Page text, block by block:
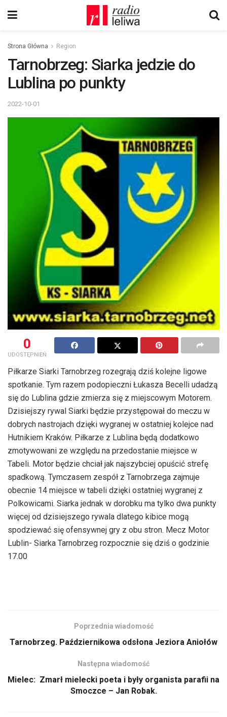
Strona Główna Region
Tarnobrzeg: Siarka jedzie do
Lublina po punkty
2022-10-01
0
UDOSTĘPNIEŃ
Piłkarze Siarki Tarnobrzeg rozegrają dziś kolejne ligowe
spotkanie. Tym razem podopieczni Łukasza Becelli udadzą
się do Lublina gdzie zmierza się z miejscowym Motorem.
Dzisiejszy rywal Siarki będzie przystępował do meczu w
dobrych nastrojach dzięki wygranej w ostatniej kolejce nad
Hutnikiem Kraków. Piłkarze z Lublina będą dodatkowo
zmotywowani ze względu na przedostanie miejsce w
Tabeli. Motor będzie chciał jak najszybciej opuścić strefę
spadkową. Tymczasem zespół z Tarnobrzega zajmuje
obecnie 14 miejsce w tabeli dzięki ostatniej wygranej z
Polkowicami. Siarka jednak w dorobku ma tylko dwa punkty
więcej od dzisiejszego rywala dlatego kibice mogą
spodziewać się ofensywnej gry z obu stron. Mecz Motor
Lublin- Siarka Tarnobrzeg rozpocznie się dziś o godzinie
17.00
Poprzednia wiadomość
Tarnobrzeg. Październikowa odsłona Jeziora Aniołów
Następna wiadomość
Mielec: Zmarł mielecki poeta i były organista parafii na
Smoczce – Jan Robak.